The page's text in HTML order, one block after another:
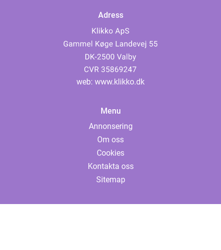
Adress
web: www.klikko.dk
Menu
Annonsering
Om oss
Cookies
Kontakta oss
Sitemap